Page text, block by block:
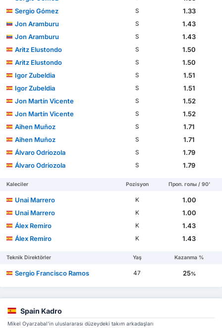
Sergio Gómez
S
1.33
Jon Aramburu
S
1.43
Jon Aramburu
S
1.43
Aritz Elustondo
S
1.50
Aritz Elustondo
S
1.50
Igor Zubeldia
S
1.51
Igor Zubeldia
S
1.51
Jon Martín Vicente
S
1.52
Jon Martín Vicente
S
1.52
Aihen Muñoz
S
1.71
Aihen Muñoz
S
1.71
Álvaro Odriozola
S
1.79
Álvaro Odriozola
S 1.79
Kaleciler Pozisyon Проп. голы / 90'
Unai Marrero K
1.00
Unai Marrero
K
1.00
Álex Remiro
K
1.43
Álex Remiro
K 1.43
Teknik Direktörler Yaş Kazanma %
Sergio Francisco Ramos 47 25%
Spain Kadro
Mikel Oyarzabal'in uluslararası düzeydeki takım arkadaşları